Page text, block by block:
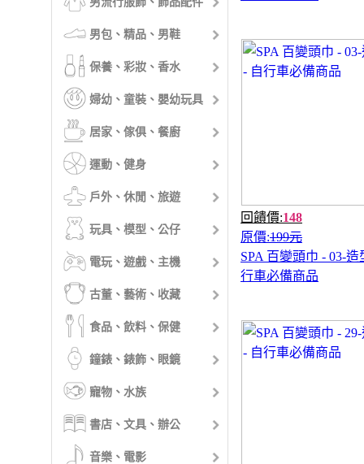
男包、精品、男鞋
保養、彩妝、香水
婦幼、童裝、嬰幼玩具
居家、傢俱、餐廚
運動、健身
戶外、休閒、旅遊
玩具、模型、公仔
電玩、遊戲、主機
古董、藝術、收藏
食品、飲料、保健
鐘錶、錶飾、眼鏡
寵物、水族
書店、文具、辦公
音樂、電影
回饋價:148
原價:199元
SPA 百變頭巾 - 03-造
行車必備商品